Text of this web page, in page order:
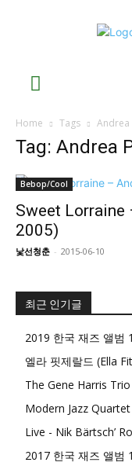
Home Tags Andrea
Tag: Andrea
Bebop/Cool
Sweet Lorraine
2005)
낯선청춘 - 2015-06-10
최근 인기글
2019 한국 재즈 앨범
엘라 핏제랄드 (Ella
The Gene Harris
Modern Jazz
Live - Nik Bärtsch’
2017 한국 재즈 앨범